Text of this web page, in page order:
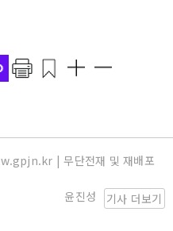
| 무단전재 및 재배포
기사 더보기
윤진성